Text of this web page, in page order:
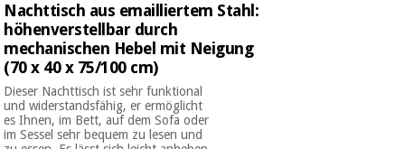
Fisaude
Tech
Academy
Essentielles
schutzmaterial
für
coronaviren
Aerobic,
fitness
Outlet
Fisaude
Tech
Academy
möbel
Therapeutische
schränke
Essentielles
Nachttisch aus emailliertem Stahl:
höhenverstellbar durch
mechanischen Hebel mit Neigung
(70 x 40 x 75/100 cm)
Dieser Nachttisch ist sehr funktional
und widerstandsfähig, er ermöglicht
es Ihnen, im Bett, auf dem Sofa oder
im Sessel sehr bequem zu lesen und